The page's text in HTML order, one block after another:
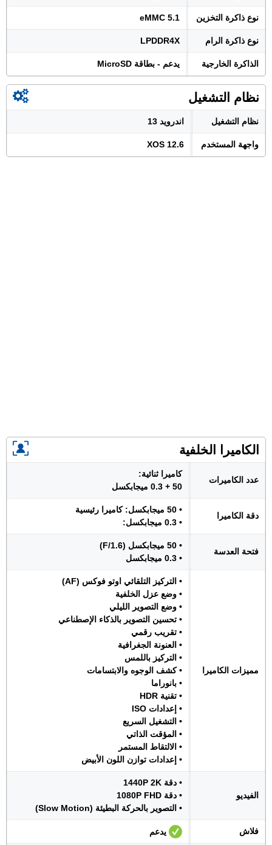
نوع ذاكرة التخزين eMMC 5.1
نوع ذاكرة الرام LPDDR4X
الذاكرة الخارجية يدعم - بطاقة MicroSD
نظام التشغيل
نظام التشغيل اندرويد 13
واجهة المستخدم XOS 12.6
الكاميرا الخلفية
عدد الكاميرات
كاميرا ثنائية:
50 + 0.3 ميجابكسل
دقة الكاميرا
• 50 ميجابكسل: كاميرا رئيسية
• 0.3 ميجابكسل:
فتحة العدسة
• 50 ميجابكسل (F/1.6)
• 0.3 ميجابكسل
مميزات الكاميرا
• التركيز التلقائي اوتو فوكس (AF)
• وضع عزل الخلفية
• وضع التصوير الليلي
• تحسين التصوير بالذكاء الإصطناعي
• تقريب رقمي
• العنونة الجغرافية
• التركيز باللمس
• كشف الوجوه والابتسامات
• بانوراما
• تقنية HDR
• إعدادات ISO
• التشغيل السريع
• المؤقت الذاتي
• الالتقاط المستمر
• إعدادات توازن اللون الأبيض
الفيديو
• دقة 1440P 2K
• دقة 1080P FHD
• التصوير بالحركة البطيئة (Slow Motion)
فلاش يدعم